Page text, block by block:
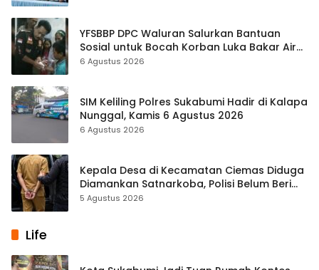
YFSBBP DPC Waluran Salurkan Bantuan
Sosial untuk Bocah Korban Luka Bakar Air
Panas
6 Agustus 2026
SIM Keliling Polres Sukabumi Hadir di Kalapa
Nunggal, Kamis 6 Agustus 2026
6 Agustus 2026
Kepala Desa di Kecamatan Ciemas Diduga
Diamankan Satnarkoba, Polisi Belum Beri
Penjelasan Resmi
5 Agustus 2026
Life